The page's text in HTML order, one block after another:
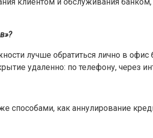
лучше обратиться лично в
удаленно: по телефону, через
способами, как аннулирование